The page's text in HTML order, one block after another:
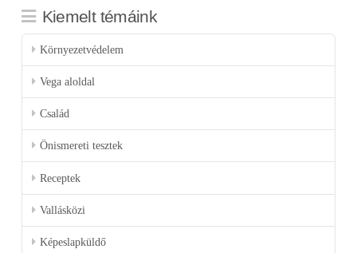
Kiemelt témáink
Környezetvédelem
Vega aloldal
Család
Önismereti tesztek
Receptek
Vallásközi
Képeslapküldő